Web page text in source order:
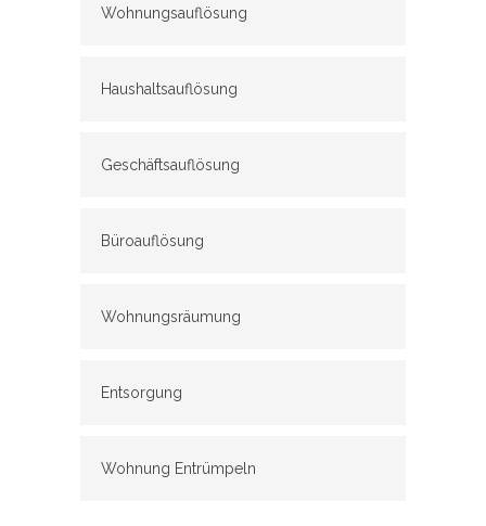
Wohnungsauflösung
Haushaltsauflösung
Geschäftsauflösung
Büroauflösung
Wohnungsräumung
Entsorgung
Wohnung Entrümpeln